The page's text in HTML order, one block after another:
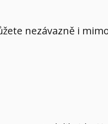
nezávazně i